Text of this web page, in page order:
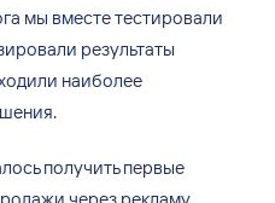
мы вместе тестировали
результаты
наиболее
получить первые